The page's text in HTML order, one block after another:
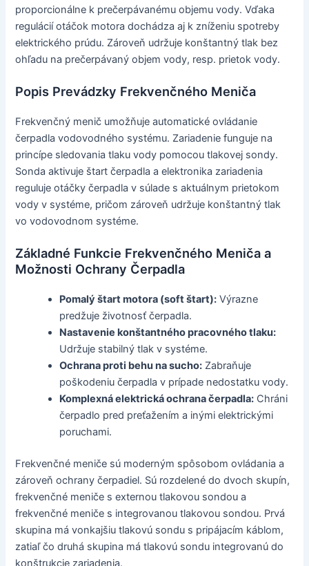
proporcionálne k prečerpávanému objemu vody. Vďaka
regulácií otáčok motora dochádza aj k zníženiu spotreby
elektrického prúdu. Zároveň udržuje konštantný tlak bez
ohľadu na prečerpávaný objem vody, resp. prietok vody.
Popis Prevádzky Frekvenčného Meniča
Frekvenčný menič umožňuje automatické ovládanie
čerpadla vodovodného systému. Zariadenie funguje na
princípe sledovania tlaku vody pomocou tlakovej sondy.
Sonda aktivuje štart čerpadla a elektronika zariadenia
reguluje otáčky čerpadla v súlade s aktuálnym prietokom
vody v systéme, pričom zároveň udržuje konštantný tlak
vo vodovodnom systéme.
Základné Funkcie Frekvenčného Meniča a
Možnosti Ochrany Čerpadla
Pomalý štart motora (soft štart): Výrazne
predžuje životnosť čerpadla.
Nastavenie konštantného pracovného tlaku:
Udržuje stabilný tlak v systéme.
Ochrana proti behu na sucho: Zabraňuje
poškodeniu čerpadla v prípade nedostatku vody.
Komplexná elektrická ochrana čerpadla: Chráni
čerpadlo pred preťažením a inými elektrickými
poruchami.
Frekvenčné meniče sú moderným spôsobom ovládania a
zároveň ochrany čerpadiel. Sú rozdelené do dvoch skupín,
frekvenčné meniče s externou tlakovou sondou a
frekvenčné meniče s integrovanou tlakovou sondou. Prvá
skupina má vonkajšiu tlakovú sondu s pripájacím káblom,
zatiaľ čo druhá skupina má tlakovú sondu integrovanú do
konštrukcie zariadenia.